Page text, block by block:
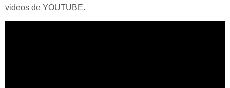
videos de YOUTUBE.